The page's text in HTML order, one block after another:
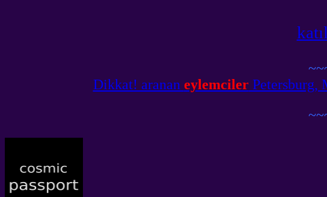
Dikkat! aranan eylemcilerPetersburg,